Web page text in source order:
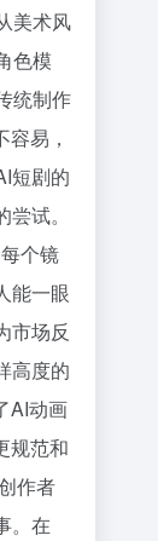
美术风
色模
统制作
易，
短剧的
试。
个镜
能一眼
市场反
高度的
AI动画
规范和
作者
。在